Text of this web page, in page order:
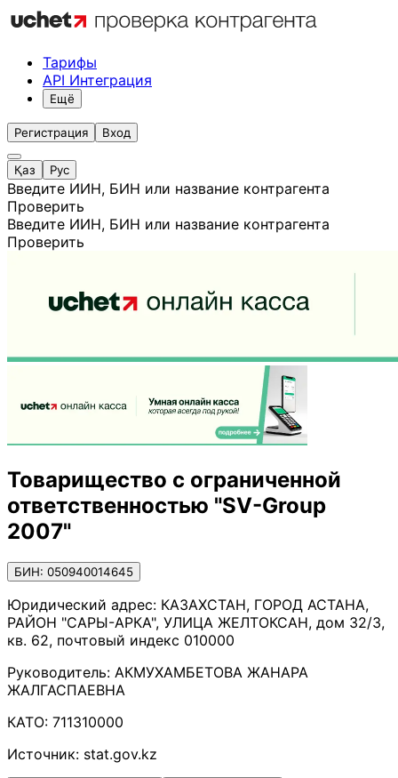
Тарифы
API Интеграция
Ещё
Регистрация Вход
Қаз Рус
Введите ИИН, БИН или название контрагента
Проверить
Введите ИИН, БИН или название контрагента
Проверить
Товарищество с ограниченной
ответственностью "SV-Group
2007"
БИН: 050940014645
Юридический адрес: КАЗАХСТАН, ГОРОД АСТАНА,
РАЙОН "САРЫ-АРКА", УЛИЦА ЖЕЛТОКСАН, дом 32/3,
кв. 62, почтовый индекс 010000
Руководитель: АКМУХАМБЕТОВА ЖАНАРА
ЖАЛГАСПАЕВНА
КАТО: 711310000
Источник: stat.gov.kz